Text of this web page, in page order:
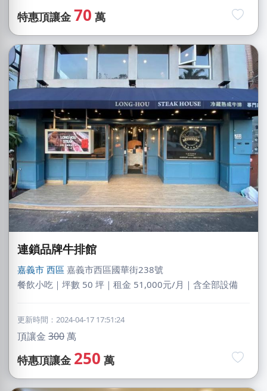
特惠頂讓金 70 萬
連鎖品牌牛排館
嘉義市 西區 嘉義市西區國華街238號
餐飲小吃｜坪數 50 坪｜租金 51,000元/月｜含全部設備
更新時間：2024-04-17 17:51:24
頂讓金 300萬
特惠頂讓金 250 萬